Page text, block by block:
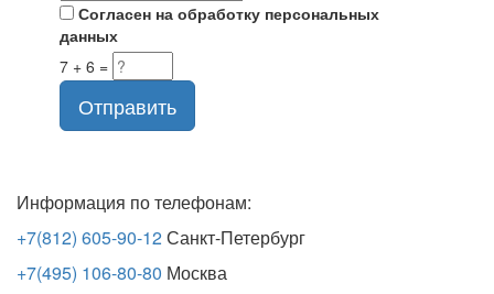
Согласен на обработку персональных
данных
7 + 6 =
Отправить
Информация по телефонам:
+7(812) 605-90-12Санкт-Петербург
+7(495) 106-80-80 Москва